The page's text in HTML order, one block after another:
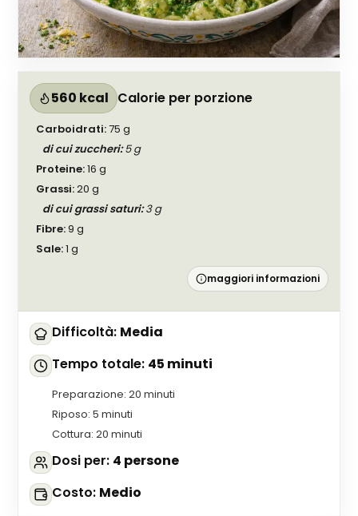
560 kcal Calorie per porzione
Carboidrati:75 g
di cui zuccheri:5g
Proteine:16 g
Grassi:20 g
di cui grassi saturi:3g
Fibre:9 g
Sale:1 g
maggiori informazioni
Difficoltà: Media
Tempo totale: 45 minuti
Preparazione:20 minuti
Riposo:5 minuti
Cottura:20 minuti
Dosi per: 4 persone
Costo: Medio